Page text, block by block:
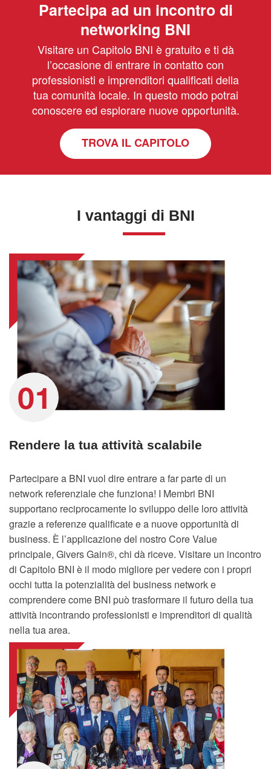
Partecipa ad un incontro di
networking BNI
Visitare un Capitolo BNI è gratuito e ti dà
l’occasione di entrare in contatto con
professionisti e imprenditori qualificati della
tua comunità locale. In questo modo potrai
conoscere ed esplorare nuove opportunità.
TROVA IL CAPITOLO
I vantaggi di BNI
Rendere la tua attività scalabile
Partecipare a BNI vuol dire entrare a far parte di un
network referenziale che funziona! I Membri BNI
supportano reciprocamente lo sviluppo delle loro attività
grazie a referenze qualificate e a nuove opportunità di
business. È l’applicazione del nostro Core Value
principale, Givers Gain®, chi dà riceve. Visitare un incontro
di Capitolo BNI è il modo migliore per vedere con i propri
occhi tutta la potenzialità del business network e
comprendere come BNI può trasformare il futuro della tua
attività incontrando professionisti e imprenditori di qualità
nella tua area.